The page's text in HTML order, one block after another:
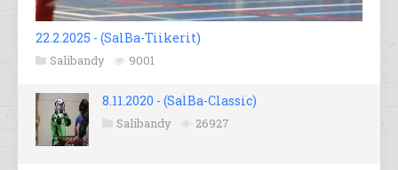
22.2.2025 - (SalBa-Tiikerit)
Salibandy 9001
8.11.2020 - (SalBa-Classic)
Salibandy 26927